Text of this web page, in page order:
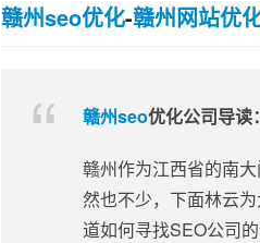
赣州seo优化-赣州网站优
赣州seo优化公司导读：
赣州作为江西省的南
然也不少，下面林云
道如何寻找SEO公司